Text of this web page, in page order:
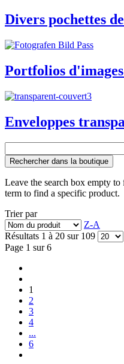
Divers pochettes
Portfolios
Enveloppes
Rechercher dans la boutique
Leave the search box empty
term to find a specific product.
Trier par
Z-A
Résultats 1 à 20 sur 109
Page 1 sur 6
1
2
3
4
...
6